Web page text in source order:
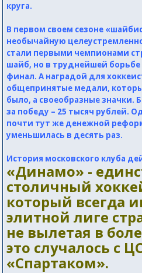
круга.
В первом своем сезоне
необычайную
стали первыми чемпионами
шайб, но в труднейшей
финал. А наградой для
общепринятые медали,
было, а своеобразные значки.
за победу – 25 тысяч рублей.
почти тут же денежной
уменьшилась в десять раз.
История московского клуба
«Динамо» -
столичный
который всегда
элитной лиге
не вылетая в
это случалось с
«Спартаком».